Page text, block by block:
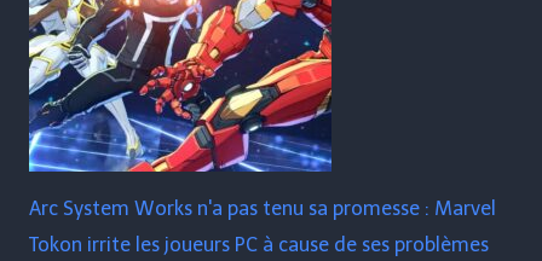
Arc System Works n'a pas tenu sa promesse : Marvel
Tokon irrite les joueurs PC à cause de ses problèmes